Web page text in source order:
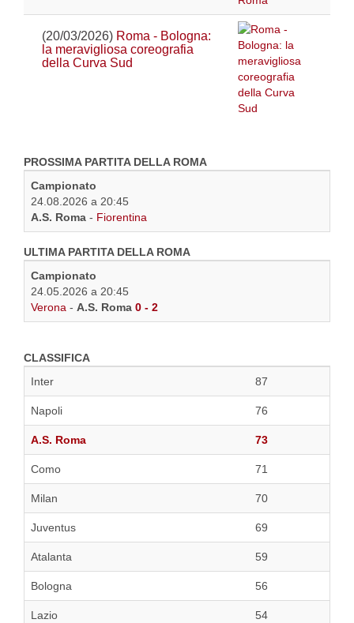
(20/03/2026) Roma - Bologna:
la meravigliosa coreografia
della Curva Sud
PROSSIMA PARTITA DELLA ROMA
Campionato
24.08.2026 a 20:45
A.S. Roma - Fiorentina
ULTIMA PARTITA DELLA ROMA
Campionato
24.05.2026 a 20:45
Verona - A.S. Roma 0 - 2
CLASSIFICA
Inter
87
Napoli 76
A.S. Roma 73
Como 71
Milan 70
Juventus 69
Atalanta 59
Bologna 56
Lazio 54